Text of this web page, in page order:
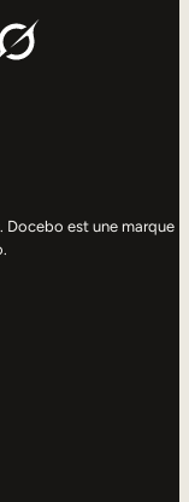
est une marque